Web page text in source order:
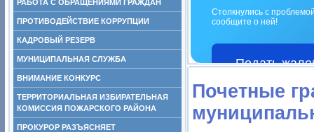
РАБОТА С ОБРАЩЕНИЯМИ ГРАЖДАН
ПРОТИВОДЕЙСТВИЕ КОРРУПЦИИ
КАДРОВЫЙ РЕЗЕРВ
МУНИЦИПАЛЬНАЯ СЛУЖБА
ВНИМАНИЕ КОНКУРС
ТЕРРИТОРИАЛЬНАЯ ИЗБИРАТЕЛЬНАЯ
КОМИССИЯ ПОЖАРСКОГО РАЙОНА
ПРОКУРОР РАЗЪЯСНЯЕТ
Столкнулись с
сообщите о ней!
Подать
Почетные